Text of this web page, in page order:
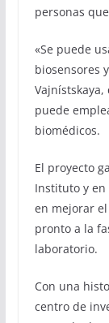
personas
«Se puede
biosensores
puede
biomédicos.
El proyecto
Instituto y en
en mejorar
pronto a la
laboratorio.
Con una
centro de